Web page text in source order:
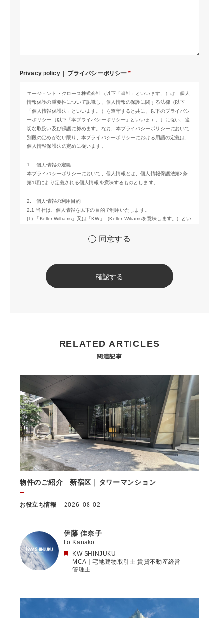
Privacy policy｜ プライバシーポリシー *
エージェント・グロース株式会社（以下「当社」といいます。）は、個人
情報保護の重要性について認識し、個人情報の保護に関する法律（以下
「個人情報保護法」といいます。）を遵守すると共に、以下のプライバシ
ーポリシー（以下「本プライバシーポリシー」といいます。）に従い、適
切な取扱い及び保護に努めます。なお、本プライバシーポリシーにおいて
別段の定めがない限り、本プライバシーポリシーにおける用語の定義は、
個人情報保護法の定めに従います。
1. 個人情報の定義
本プライバシーポリシーにおいて、個人情報とは、個人情報保護法第2条
第1項により定義される個人情報を意味するものとします。
2. 個人情報の利用目的
2.1 当社は、個人情報を以下の目的で利用いたします。
(1) 「Keller Williams」又は「KW」（Keller Williamsを意味します。）とい
当社が行う不動産売買及び賃貸に関するサービスその他の当社が運営する
ービスに関するご案内、お問い合せ等への対応のため
(3) 当社の商品、サービス等のご案内のため
(4) 当社サービスに関する当社の規約、ポリシー等（以下「規約等」とい
す。）、②KWブランドを使用する第三者及び③KWブランドを使用するサ
す。）に対し個人情報（(i)当社サービスにおける顧客に関する情報、(ii)物
ため。なお、KWエージェントとは、KW加盟店の業務に従事する個人を意
味します。また、顧客に関する情報は、当該顧客に関する情報のうち、物
件情報を除く部分を意味します。
(8) 当社サービスを介して販売等が行われる物件に関する情報について、
当社、KWライセンサー、その他KWブランドを利用して事業を行う事業者
のポータルサイト、ウェブ広告、その他インターネット上において公開す
るため
(9) 雇用管理及び社内手続のため（役職員の個人情報について）、並びに
人材採用活動における選考及び連絡のため（応募者の個人情報について）
(10) KWエージェント並びに当社及びKW加盟店の役職員に関する情報に関
して、当該情報を当社又はKWライセンサーが運営するウェブサイト（当
ブサイトを含み、当該ウェブサイトが一般向けに公開される場合を含みま
(11) 株主管理、会社法その他法令上の手続対応のため（株主、新株予約権
者等の個人情報について）
(12) 当社のサービスを通じて実施された不動産に関する取引の実績につい
(13) その他、上記利用目的に付随する目的のため
2.2 第2.1項第7号に基づいて個人情報の提供を受けた第三者は、当社サー
ビスに関連する運営、サービスの利用状況等を分析した情報を用いたシス
テムの改善及び開発並びにマーケティング、宣伝又は広告等を行う目的
について同意を撤回し又は異議を述べた場合には、当社はただちにその旨
を当該第三者に通知するものとします。
同意する
確認する
RELATED ARTICLES
関連記事
物件のご紹介｜新宿区｜タワーマンション
お役立ち情報 2026-08-02
伊藤 佳奈子
Ito Kanako
KW SHINJUKU
MCA｜宅地建物取引士 賃貸不動産経営
管理士